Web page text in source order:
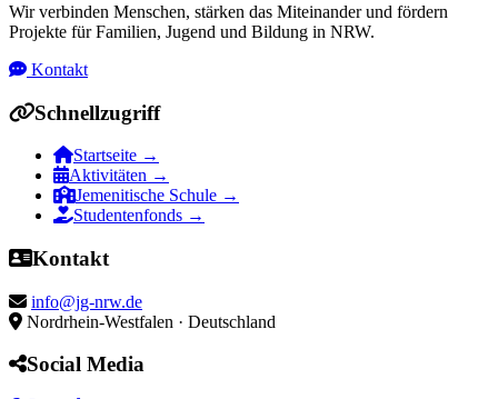
Wir verbinden Menschen, stärken das Miteinander und fördern
Projekte für Familien, Jugend und Bildung in NRW.
Kontakt
Schnellzugriff
Startseite →
Aktivitäten →
Jemenitische Schule →
Studentenfonds →
Kontakt
info@jg-nrw.de
Nordrhein-Westfalen · Deutschland
Social Media